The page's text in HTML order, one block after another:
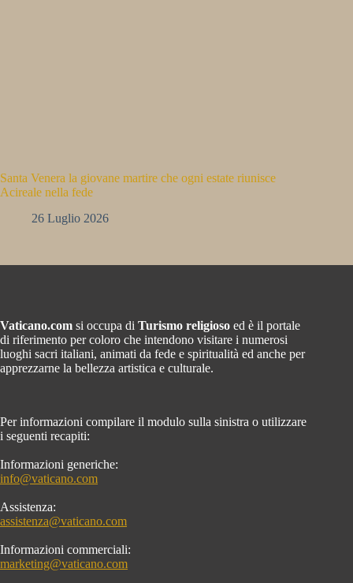
Santa Venera la giovane martire che ogni estate riunisce
Acireale nella fede
26 Luglio 2026
Vaticano.com si occupa di Turismo religioso ed è il portale
di riferimento per coloro che intendono visitare i numerosi
luoghi sacri italiani, animati da fede e spiritualità ed anche per
apprezzarne la bellezza artistica e culturale.
Per informazioni compilare il modulo sulla sinistra o utilizzare
i seguenti recapiti:
Informazioni generiche:
info@vaticano.com
Assistenza:
assistenza@vaticano.com
Informazioni commerciali:
marketing@vaticano.com